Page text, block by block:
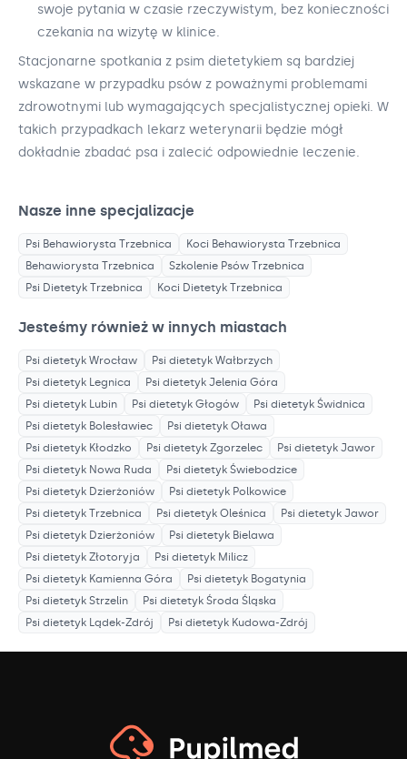
swoje pytania w czasie rzeczywistym, bez konieczności
czekania na wizytę w klinice.
Stacjonarne spotkania z psim dietetykiem są bardziej
wskazane w przypadku psów z poważnymi problemami
zdrowotnymi lub wymagających specjalistycznej opieki. W
takich przypadkach lekarz weterynarii będzie mógł
dokładnie zbadać psa i zalecić odpowiednie leczenie.
Nasze inne specjalizacje
Psi Behawiorysta Trzebnica Koci Behawiorysta Trzebnica
Behawiorysta Trzebnica Szkolenie Psów Trzebnica
Psi Dietetyk Trzebnica Koci Dietetyk Trzebnica
Jesteśmy również w innych miastach
Psi dietetyk Wrocław Psi dietetyk Wałbrzych
Psi dietetyk Legnica Psi dietetyk Jelenia Góra
Psi dietetyk Lubin Psi dietetyk Głogów Psi dietetyk Świdnica
Psi dietetyk Bolesławiec Psi dietetyk Oława
Psi dietetyk Kłodzko Psi dietetyk Zgorzelec Psi dietetyk Jawor
Psi dietetyk Nowa Ruda Psi dietetyk Świebodzice
Psi dietetyk Dzierżoniów Psi dietetyk Polkowice
Psi dietetyk Trzebnica Psi dietetyk Oleśnica Psi dietetyk Jawor
Psi dietetyk Dzierżoniów Psi dietetyk Bielawa
Psi dietetyk Złotoryja Psi dietetyk Milicz
Psi dietetyk Kamienna Góra Psi dietetyk Bogatynia
Psi dietetyk Strzelin Psi dietetyk Środa Śląska
Psi dietetyk Lądek-Zdrój Psi dietetyk Kudowa-Zdrój